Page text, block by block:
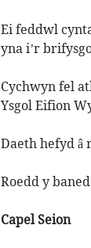
Ei feddwl
yna i’r
Cychwyn fel
Ysgol Eifion
Daeth hefyd â
Roedd y
Capel Seion